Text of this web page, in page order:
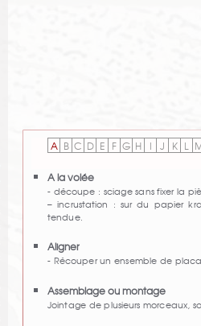
A B C D E F G H I J K L
A la volée
- découpe : sciage sans fixer la
– incrustation : sur du papier
tendue.
Aligner
- Récouper un ensemble de
Assemblage ou montage
Jointage de plusieurs morceaux,